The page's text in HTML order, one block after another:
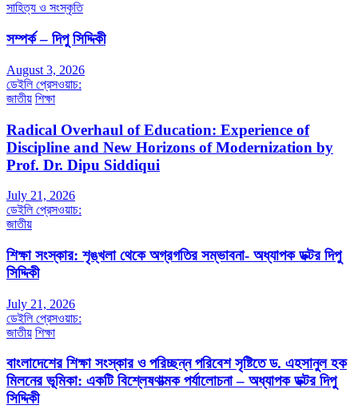
সাহিত্য ও সংস্কৃতি
সম্পর্ক – দিপু সিদ্দিকী
August 3, 2026
ডেইলি প্রেসওয়াচ:
জাতীয় শিক্ষা
Radical Overhaul of Education: Experience of
Discipline and New Horizons of Modernization by
Prof. Dr. Dipu Siddiqui
July 21, 2026
ডেইলি প্রেসওয়াচ:
জাতীয়
শিক্ষা সংস্কার: শৃঙ্খলা থেকে অগ্রগতির সম্ভাবনা- অধ্যাপক ডক্টর দিপু
সিদ্দিকী
July 21, 2026
ডেইলি প্রেসওয়াচ:
জাতীয় শিক্ষা
বাংলাদেশের শিক্ষা সংস্কার ও পরিচ্ছন্ন পরিবেশ সৃষ্টিতে ড. এহসানুল হক
মিলনের ভূমিকা: একটি বিশ্লেষণাত্মক পর্যালোচনা – অধ্যাপক ডক্টর দিপু
সিদ্দিকী